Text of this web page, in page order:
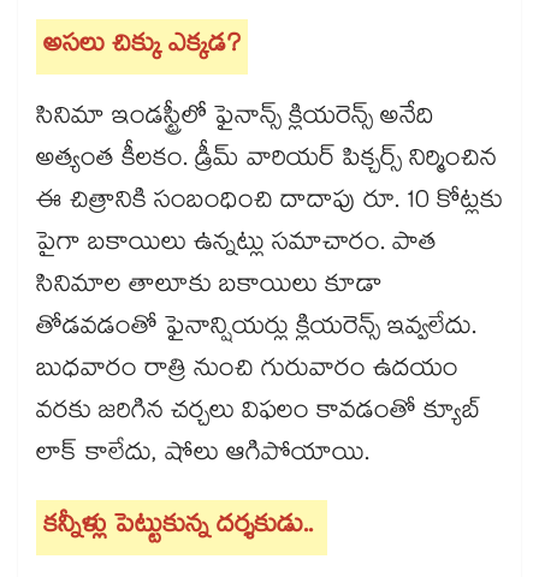
అసలు చిక్కు ఎక్కడ?
సినిమా ఇండస్ట్రీలో ఫైనాన్స్ క్లియరెన్స్ అనేది
అత్యంత కీలకం. డ్రీమ్ వారియర్ పిక్చర్స్ నిర్మించిన
ఈ చిత్రానికి సంబంధించి దాదాపు రూ. 10 కోట్లకు
పైగా బకాయిలు ఉన్నట్లు సమాచారం. పాత
సినిమాల తాలూకు బకాయిలు కూడా
తోడవడంతో ఫైనాన్షియర్లు క్లియరెన్స్ ఇవ్వలేదు.
బుధవారం రాత్రి నుంచి గురువారం ఉదయం
వరకు జరిగిన చర్చలు విఫలం కావడంతో క్యూబ్
లాక్ కాలేదు, షోలు ఆగిపోయాయి.
కన్నీళ్లు పెట్టుకున్న దర్శకుడు..